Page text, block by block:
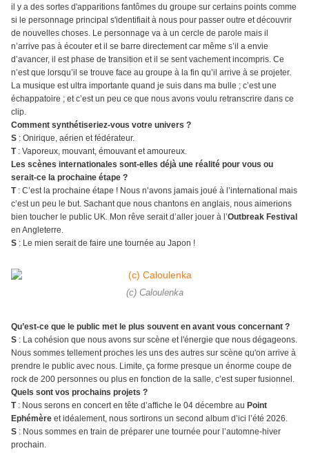
il y a des sortes d'apparitions fantômes du groupe sur certains points comme
si le personnage principal s'identifiait à nous pour passer outre et découvrir
de nouvelles choses. Le personnage va à un cercle de parole mais il
n’arrive pas à écouter et il se barre directement car même s’il a envie
d’avancer, il est phase de transition et il se sent vachement incompris. Ce
n’est que lorsqu’il se trouve face au groupe à la fin qu’il arrive à se projeter.
La musique est ultra importante quand je suis dans ma bulle ; c’est une
échappatoire ; et c’est un peu ce que nous avons voulu retranscrire dans ce
clip.
Comment synthétiseriez-vous votre univers ?
S : Onirique, aérien et fédérateur.
T : Vaporeux, mouvant, émouvant et amoureux.
Les scènes internationales sont-elles déjà une réalité pour vous ou
serait-ce la prochaine étape ?
T: C’est la prochaine étape ! Nous n’avons jamais joué à l’international mais
c’est un peu le but. Sachant que nous chantons en anglais, nous aimerions
bien toucher le public UK. Mon rêve serait d’aller jouer à l’Outbreak Festival
en Angleterre.
S : Le mien serait de faire une tournée au Japon !
(c) Caloulenka
Qu’est-ce que le public met le plus souvent en avant vous concernant ?
S : La cohésion que nous avons sur scène et l'énergie que nous dégageons.
Nous sommes tellement proches les uns des autres sur scène qu'on arrive à
prendre le public avec nous. Limite, ça forme presque un énorme coupe de
rock de 200 personnes ou plus en fonction de la salle, c’est super fusionnel.
Quels sont vos prochains projets ?
T: Nous serons en concert en tête d’affiche le 04 décembre au Point
Ephémère et idéalement, nous sortirons un second album d’ici l’été 2026.
S : Nous sommes en train de préparer une tournée pour l’automne-hiver
prochain.